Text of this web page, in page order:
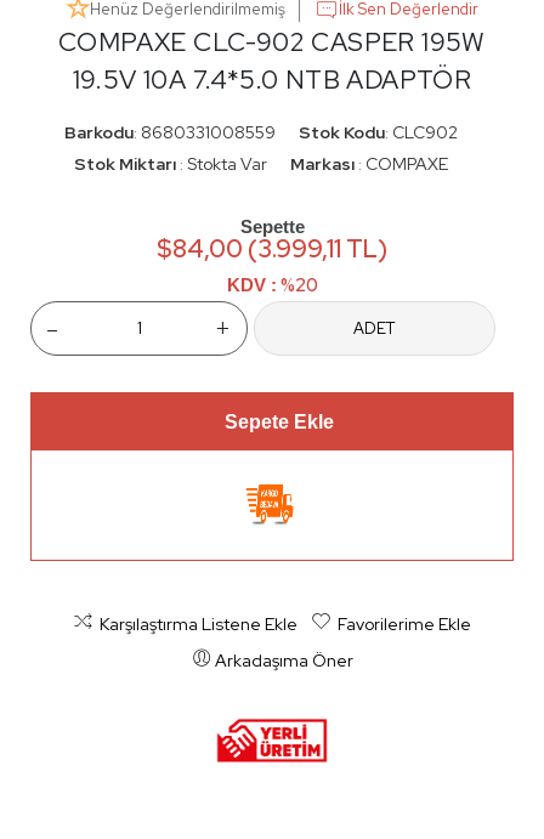
COMPAXE CLC-902 CASPER 195W
19.5V 10A 7.4*5.0 NTB ADAPTÖR
Henüz Değerlendirilmemiş İlk Sen Değerlendir
Barkodu: 8680331008559 Stok Kodu: CLC902
Stok Miktarı : Stokta Var Markası : COMPAXE
Sepette
$84,00 (3.999,11 TL)
KDV : %20
- + ADET
Sepete Ekle
Karşılaştırma Listene Ekle
Favorilerime Ekle
Arkadaşıma Öner